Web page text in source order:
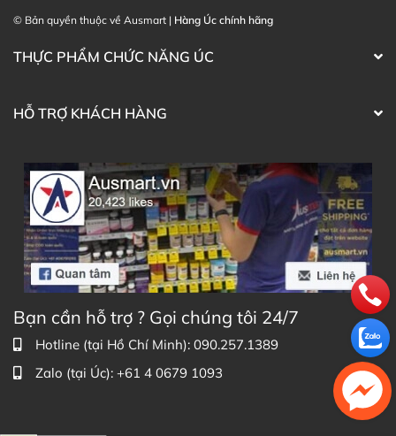
© Bản quyền thuộc về Ausmart | Hàng Úc chính hãng
THỰC PHẨM CHỨC NĂNG ÚC
HỖ TRỢ KHÁCH HÀNG
Bạn cần hỗ trợ ? Gọi chúng tôi 24/7
Hotline (tại Hồ Chí Minh): 090.257.1389
Zalo (tại Úc): +61 4 0679 1093